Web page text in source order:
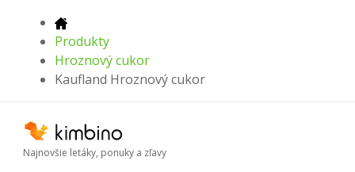
Produkty
Hroznový cukor
Kaufland Hroznový cukor
Najnovšie letáky, ponuky a zľavy